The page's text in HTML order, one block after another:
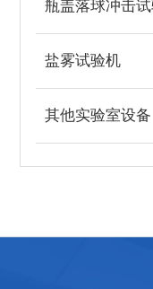
瓶盖落球冲击
盐雾试验机
其他实验室设备